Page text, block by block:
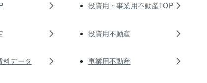
料データ
投資用・事業用不動産TOP
投資用不動産
事業用不動産